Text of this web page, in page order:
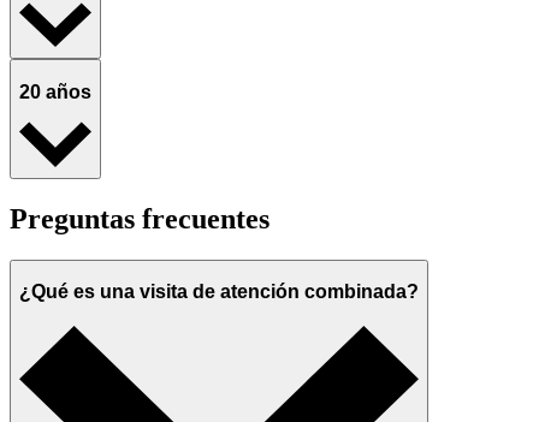
20 años
Preguntas frecuentes
¿Qué es una visita de atención combinada?